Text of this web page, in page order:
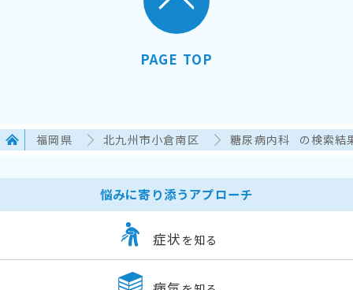
PAGE TOP
福岡県 北九州市小倉南区 糖尿病内科 の検索結
悩みに寄り添うアプローチ
症状 を知る